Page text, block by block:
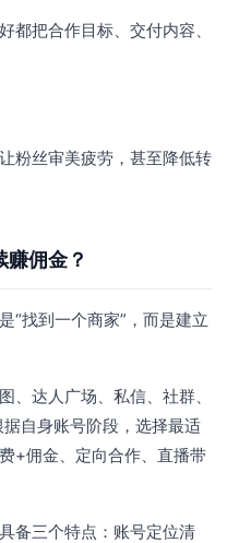
都把合作目标、交付内容、
粉丝审美疲劳，甚至降低转
赚佣金？
“找到一个商家”，而是建立
、达人广场、私信、社群、
自身账号阶段，选择最适
+佣金、定向合作、直播带
备三个特点：账号定位清